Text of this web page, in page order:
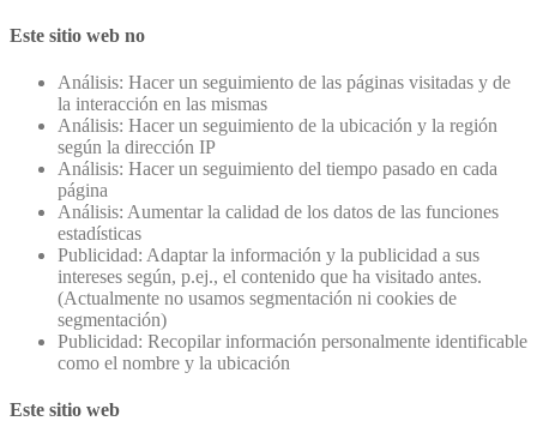
Este sitio web no
Análisis: Hacer un seguimiento de las páginas visitadas y de
la interacción en las mismas
Análisis: Hacer un seguimiento de la ubicación y la región
según la dirección IP
Análisis: Hacer un seguimiento del tiempo pasado en cada
página
Análisis: Aumentar la calidad de los datos de las funciones
estadísticas
Publicidad: Adaptar la información y la publicidad a sus
intereses según, p.ej., el contenido que ha visitado antes.
(Actualmente no usamos segmentación ni cookies de
segmentación)
Publicidad: Recopilar información personalmente identificable
como el nombre y la ubicación
Este sitio web